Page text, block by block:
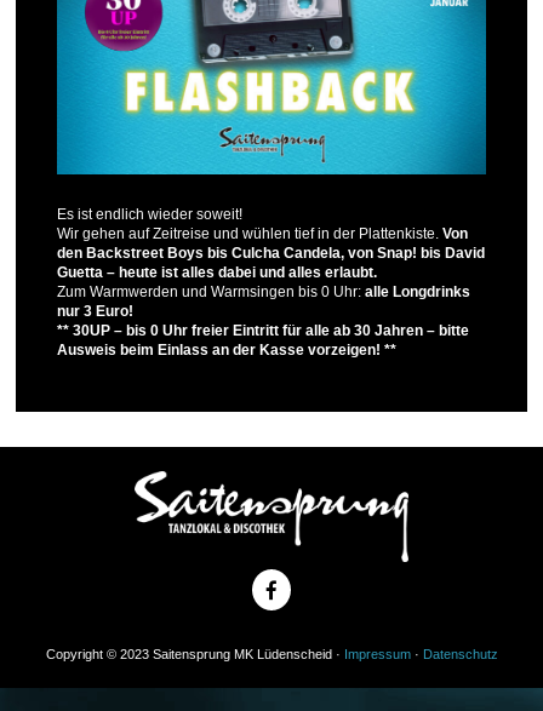
Es ist endlich wieder soweit!
Wir gehen auf Zeitreise und wühlen tief in der Plattenkiste. Von
den Backstreet Boys bis Culcha Candela, von Snap! bis David
Guetta – heute ist alles dabei und alles erlaubt.
Zum Warmwerden und Warmsingen bis 0 Uhr: alle Longdrinks
nur 3 Euro!
** 30UP – bis 0 Uhr freier Eintritt für alle ab 30 Jahren – bitte
Ausweis beim Einlass an der Kasse vorzeigen! **
Copyright © 2023 Saitensprung MK Lüdenscheid · Impressum· Datenschutz